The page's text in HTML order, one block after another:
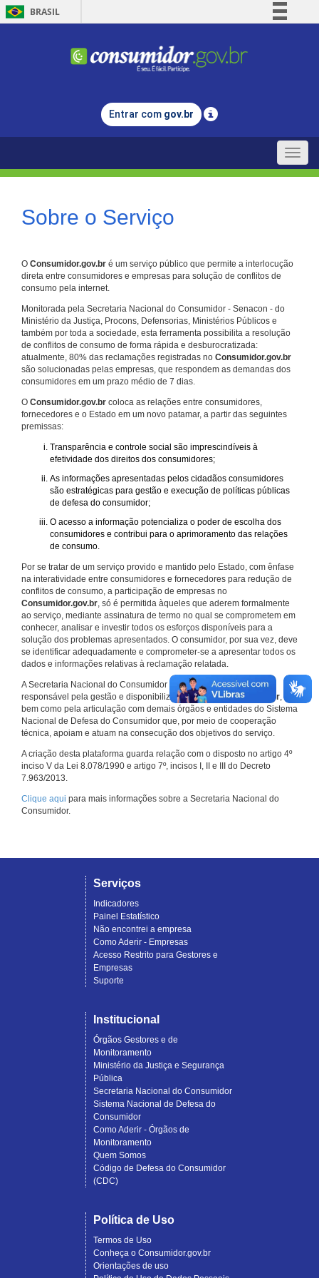
BRASIL
Comunica BR
Legislação
Entrar com gov.br
Toggle
Sobre o Serviço
O Consumidor.gov.br é um serviço público que permite a interlocução
direta entre consumidores e empresas para solução de conflitos de
consumo pela internet.
Monitorada pela Secretaria Nacional do Consumidor - Senacon - do
Ministério da Justiça, Procons, Defensorias, Ministérios Públicos e
também por toda a sociedade, esta ferramenta possibilita a resolução
de conflitos de consumo de forma rápida e desburocratizada:
atualmente, 80% das reclamações registradas no Consumidor.gov.br
são solucionadas pelas empresas, que respondem as demandas dos
consumidores em um prazo médio de 7 dias.
O Consumidor.gov.br coloca as relações entre consumidores,
fornecedores e o Estado em um novo patamar, a partir das seguintes
premissas:
Transparência e controle social são imprescindíveis à
efetividade dos direitos dos consumidores;
As informações apresentadas pelos cidadãos consumidores
são estratégicas para gestão e execução de políticas públicas
de defesa do consumidor;
O acesso a informação potencializa o poder de escolha dos
consumidores e contribui para o aprimoramento das relações
de consumo.
Por se tratar de um serviço provido e mantido pelo Estado, com ênfase
na interatividade entre consumidores e fornecedores para redução de
conflitos de consumo, a participação de empresas no
Consumidor.gov.br, só é permitida àqueles que aderem formalmente
ao serviço, mediante assinatura de termo no qual se comprometem em
conhecer, analisar e investir todos os esforços disponíveis para a
solução dos problemas apresentados. O consumidor, por sua vez, deve
se identificar adequadamente e comprometer-se a apresentar todos os
dados e informações relativas à reclamação relatada.
A Secretaria Nacional do Consumidor do Ministério da Justiça é a
responsável pela gestão e disponibilização doConsumidor.gov.br,
bem como pela articulação com demais órgãos e entidades do Sistema
Nacional de Defesa do Consumidor que, por meio de cooperação
técnica, apoiam e atuam na consecução dos objetivos do serviço.
A criação desta plataforma guarda relação com o disposto no artigo 4º
inciso V da Lei 8.078/1990 e artigo 7º, incisos I, II e III do Decreto
7.963/2013.
Clique aqui para mais informações sobre a Secretaria Nacional do
Consumidor.
Serviços
Indicadores
Painel Estatístico
Não encontrei a empresa
Como Aderir - Empresas
Acesso Restrito para Gestores e
Empresas
Suporte
Institucional
Órgãos Gestores e de
Monitoramento
Ministério da Justiça e Segurança
Pública
Secretaria Nacional do Consumidor
Sistema Nacional de Defesa do
Consumidor
Como Aderir - Órgãos de
Monitoramento
Quem Somos
Código de Defesa do Consumidor
(CDC)
Política de Uso
Termos de Uso
Conheça o Consumidor.gov.br
Orientações de uso